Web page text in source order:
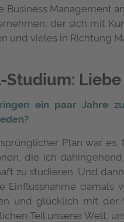
Business Management
der sich mit
und vieles in Richtung
Studium:
ein paar Jahre
Plan war
die ich
zu studieren. Und
Einflussnahme damals
und glücklich mit der
Teil unserer Welt,